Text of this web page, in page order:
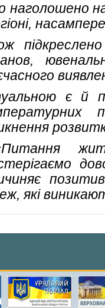
наголошено
є й
які